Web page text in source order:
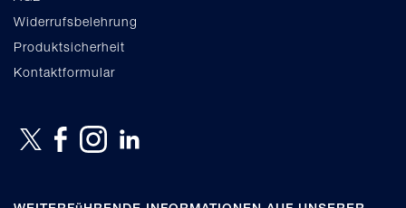
Widerrufsbelehrung
Produktsicherheit
Kontaktformular